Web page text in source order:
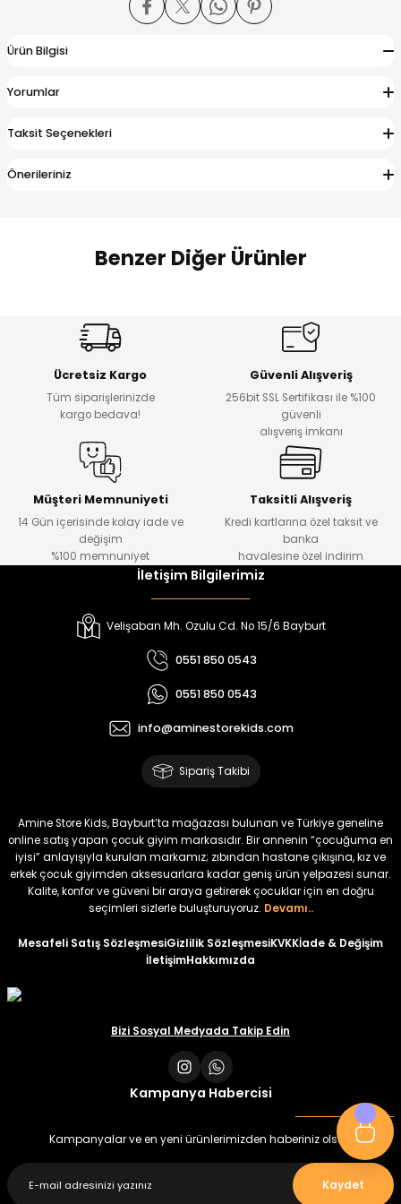
Ürün Bilgisi
Yorumlar
Taksit Seçenekleri
Önerileriniz
Benzer Diğer Ürünler
Dantelya Kız Çocuk Tişört
Puba Unisex Kot 3’lü Takım
Urban Kız Çocuk Süveterli Tunik Gömlek Navi Kız Çocuk Kot Pantolon
₺ 650
Melra Kız Çocuk Kot Pantolon
%15
Tivon Kız Çocuk 3’lü Takım
₺ 2.340
Koren Kız Çocuk ve Bebek Tayt
₺ 320
₺ 250
Yeni
Koren Kız Çocuk ve Bebek Tayt
₺ 320
₺ 250
%22
Koren Kız Çocuk ve Bebek Tayt
₺ 250
%22
Koren Kız Çocuk ve Bebek Tayt
₺ 320
Ücretsiz Kargo
Tüm siparişlerinizde
kargo bedava!
Güvenli Alışveriş
256bit SSL Sertifikası ile %100
güvenli
alışveriş imkanı
Müşteri Memnuniyeti
14 Gün içerisinde kolay iade ve
değişim
%100 memnuniyet
Taksitli Alışveriş
Kredi kartlarına özel taksit ve
banka
havalesine özel indirim
İletişim Bilgilerimiz
Velişaban Mh. Ozulu Cd. No 15/6 Bayburt
0551 850 0543
0551 850 0543
info@aminestorekids.com
Sipariş Takibi
Amine Store Kids, Bayburt’ta mağazası bulunan ve Türkiye geneline
online satış yapan çocuk giyim markasıdır. Bir annenin “çocuğuma en
iyisi” anlayışıyla kurulan markamız; zıbından hastane çıkışına, kız ve
erkek çocuk giyimden aksesuarlara kadar geniş ürün yelpazesi sunar.
Kalite, konfor ve güveni bir araya getirerek çocuklar için en doğru
seçimleri sizlerle buluşturuyoruz. Devamı..
Mesafeli Satış SözleşmesiGizlilik SözleşmesiKVKKİade & Değişim
İletişimHakkımızda
Bizi Sosyal Medyada Takip Edin
Kampanya Habercisi
Kampanyalar ve en yeni ürünlerimizden haberiniz olsun
Kaydet
ve Taç